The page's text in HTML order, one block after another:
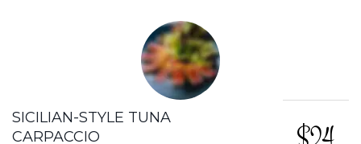
SICILIAN-STYLE TUNA
CARPACCIO